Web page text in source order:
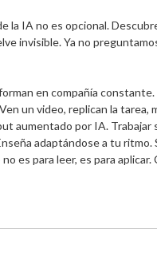
la IA no es opcional.
invisible. Ya no
en compañía
un video, replican la tarea,
aumentado por IA. Trabajar
adaptándose a tu ritmo.
es para leer, es para